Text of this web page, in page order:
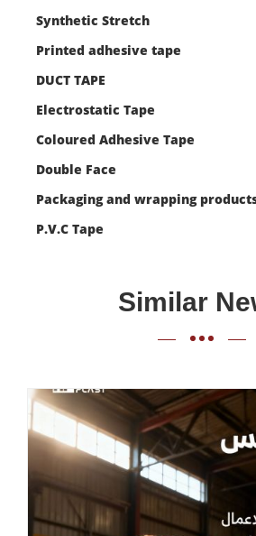
Synthetic Stretch
Printed adhesive tape
DUCT TAPE
Electrostatic Tape
Coloured Adhesive Tape
Double Face
Packaging and wrapping
P.V.C Tape
Similar